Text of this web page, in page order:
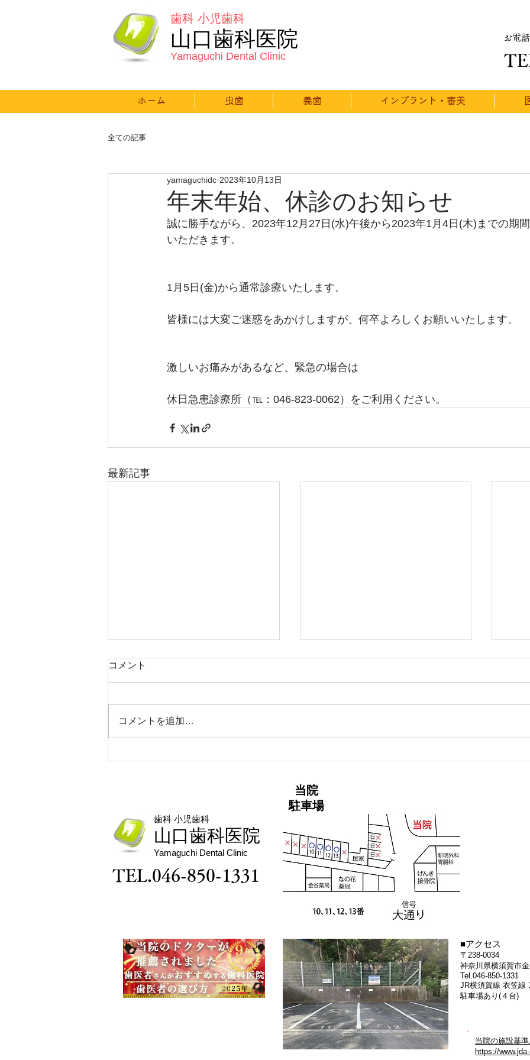
歯科 小児歯科
山口歯科医院
Yamaguchi Dental Clinic
お電
ホーム 虫歯 義歯 インプラント・審美
全ての記事
年末年始、休診のお知らせ
yamaguchidc 2023年10月13日
誠に勝手ながら、2023年12月27日(水)午後から2023年1月4日(木)までの期
いただきます。
1月5日(金)から通常診療いたします。
皆様には大変ご迷惑をあかけしますが、何卒よろしくお願いいたします。
激しいお痛みがあるなど、緊急の場合は
休日急患診療所（℡：046-823-0062）をご利用ください。
最新記事
夏期休診のお知らせ
誠に勝手ながら、2026年8月9日
す。 8月17日(月)から通常診療い
たします。 皆様には大変ご迷惑
0062）をご利用ください。
年末年始、休診のお知らせ
誠に勝手ながら、2025年12月29
いたします。 皆様には大変ご迷
痛みがあるなど、緊急の場合は...
夏
誠に
たし
コメント
コメントを追加…
当院
駐車場
歯科 小児歯科
山口歯科医院
Yamaguchi Dental Clinic
TEL.046-850-1331
■アクセス
〒238-0034
神奈川県横須賀市
Tel.046-850-1331
JR横須賀線 衣笠線
駐車場あり(４台)
当院の施設基
https://